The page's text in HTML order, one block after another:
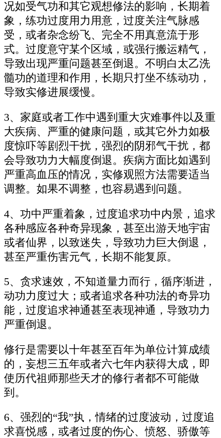
况如受气功和其它观想修法的影响，长期着
象，练功过度用力用意，过度关注气脉感
受，或者杂念纷飞、完全不用真意流于形
式。过度意守某个区域，或强行搬运精气，
导致出现严重问题甚至倒退。不明白太乙洗
髓功的道理和作用，长期只打坐不练动功，
导致实修进展缓慢。
3、家庭或者工作中遇到重大灾难事件以及重
大疾病、严重的健康问题，或其它外力如极
度惊吓等剧烈干扰，强烈的阴邪气干扰，都
会导致功力大幅度倒退。疾病方面比如遇到
严重高血压的情况，实修观照方法需要适当
调整。如果不调整，也容易遇到问题。
4、功中严重着象，过度追求功中内景，追求
各种感应各种奇异现象，甚至出游天地宇宙
或者仙界，以致迷失，导致功力巨大倒退，
甚至严重伤害元气，长期不能复原。
5、贪求速效，不知道量力而行，循序渐进，
动功力度过大；或者追求各种功法的奇异功
能，过度追求神通甚至表现神通，导致功力
严重倒退。
修行是需要以十年甚至百年为单位计算成绩
的，妄想三五年或者六七年内获得大成，即
使历代祖师那些天才的修行者都不可能做
到。
6、强烈的“我”执，情绪的过度波动，过度追
求喜悦感，或者过度的伤心、愤怒、骄傲等